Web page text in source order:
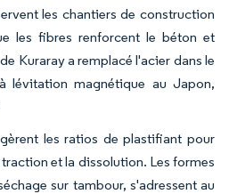
les chantiers de construction
les fibres renforcent le béton et
Kuraray a remplacé l'acier dans le
lévitation magnétique au Japon,
les ratios de plastifiant pour
et la dissolution. Les formes
sur tambour, s'adressent au